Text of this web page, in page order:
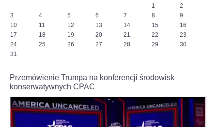
Interia.pl
szachista.
Czytaj
więcej
na
jan-
krzysztof-
duda-
dla-
interia-
pl-
1
2
3
4 5 6 7 8
9
10
11 12 13 14 15
16
17
18 19 20 21 22
23
24
25 26 27 28 29
30
31
Przemówienie Trumpa na konferencji środowisk
konserwatywnych CPAC